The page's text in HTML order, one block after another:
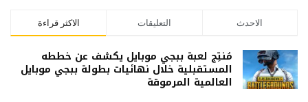
الاكثر قراءة التعليقات الاحدث
مُنتِج لعبة ببجي موبايل يكشف عن خططه
المستقبلية خلال نهائيات بطولة ببجي موبايل
العالمية المرموقة